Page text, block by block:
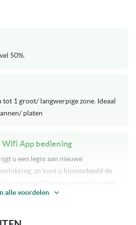
Twistpad bediening
hoofdstanden en 8
50%.
tot 1 groot/ langwerpige zone. Ideaal
platen
App bediening
u een legio aan nieuwe
zo kunt u bijvoorbeeld de
functies.
alle voordelen